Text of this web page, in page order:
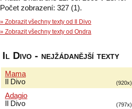
Počet zobrazení: 327 (1).
» Zobrazit všechny texty od Il Divo
» Zobrazit všechny texty od Ondra
Il Divo - nejžádanější texty
Mama
Il Divo
(920x)
Adagio
Il Divo
(797x)